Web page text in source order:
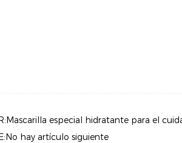
especial hidratante para el
hay artículo siguiente